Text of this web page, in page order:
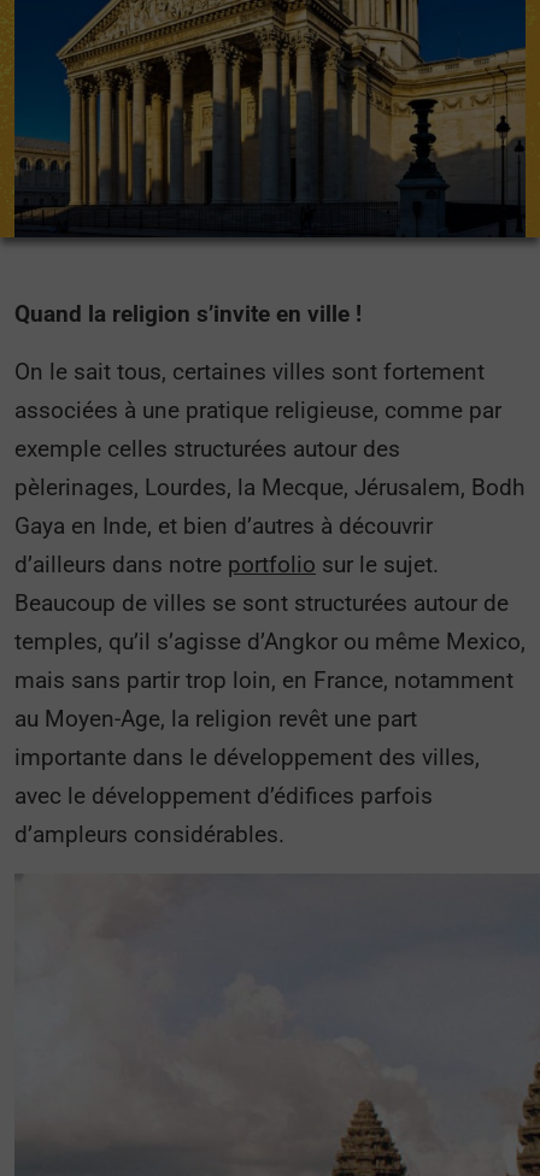
Quand la religion s’invite en ville !
On le sait tous, certaines villes sont fortement
associées à une pratique religieuse, comme par
exemple celles structurées autour des
pèlerinages, Lourdes, la Mecque, Jérusalem, Bodh
Gaya en Inde, et bien d’autres à découvrir
d’ailleurs dans notre portfolio sur le sujet.
Beaucoup de villes se sont structurées autour de
temples, qu’il s’agisse d’Angkor ou même Mexico,
mais sans partir trop loin, en France, notamment
au Moyen-Age, la religion revêt une part
importante dans le développement des villes,
avec le développement d’édifices parfois
d’ampleurs considérables.